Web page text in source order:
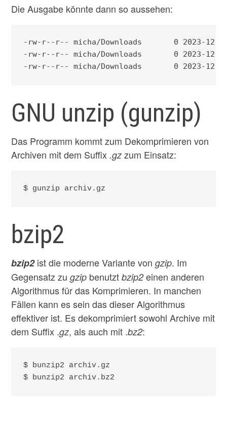
Die Ausgabe könnte dann so aussehen:
-rw-r--r-- micha/Downloads       0 2023-12-
-rw-r--r-- micha/Downloads       0 2023-12-
-rw-r--r-- micha/Downloads       0 2023-12-
GNU unzip (gunzip)
Das Programm kommt zum Dekomprimieren von
Archiven mit dem Suffix .gz zum Einsatz:
$ gunzip archiv.gz
bzip2
bzip2 ist die moderne Variante vongzip. Im
Gegensatz zugzip benutztbzip2einen anderen
Algorithmus für das Komprimieren. In manchen
Fällen kann es sein das dieser Algorithmus
effektiver ist. Es dekomprimiert sowohl Archive mit
dem Suffix .gz, als auch mit .bz2:
$ bunzip2 archiv.gz
$ bunzip2 archiv.bz2